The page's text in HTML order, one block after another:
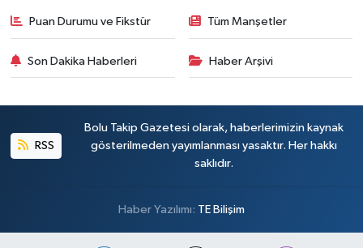
Puan Durumu ve Fikstür Tüm Manşetler
Son Dakika Haberleri Haber Arşivi
RSS
Bolu Takip Gazetesi olarak, haberlerimizin kaynak
gösterilmeden yayımlanması yasaktır. Her hakkı
saklıdır.
Haber Yazılımı: TE Bilişim